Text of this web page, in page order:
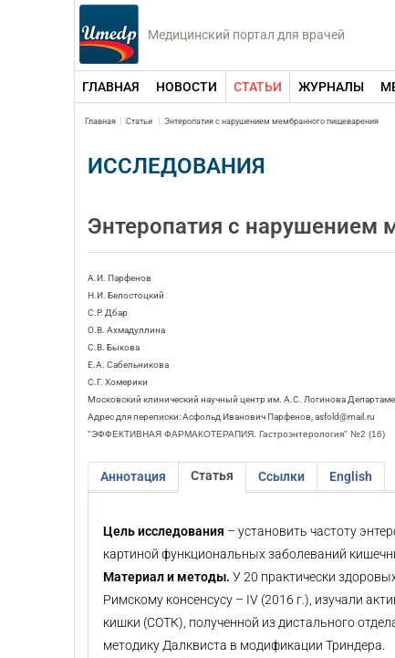
Медицинский портал для врачей
ГЛАВНАЯ НОВОСТИ СТАТЬИ ЖУРНАЛЫ
Главная Статьи Энтеропатия с нарушением мембранного пищеварения
ИССЛЕДОВАНИЯ
Энтеропатия с нарушением
А.И. Парфенов
Н.И. Белостоцкий
С.Р. Дбар
О.В. Ахмадуллина
С.В. Быкова
Е.А. Сабельникова
С.Г. Хомерики
Московский клинический научный центр им. А.С. Логинова
Адрес для переписки: Асфольд Иванович Парфенов, asfold@mail.ru
"ЭФФЕКТИВНАЯ ФАРМАКОТЕРАПИЯ. Гастроэнтерология" №2 (16)
Аннотация Статья Ссылки English
Цель исследования – установить частоту
картиной функциональных заболеваний
Материал и методы. У 20 практически
Римскому консенсусу – IV (2016 г.), изучали
кишки (СОТК), полученной из дистального
методику Далквиста в модификации Триндера.